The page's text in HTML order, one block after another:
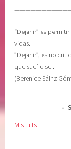
“Dejar ir” es
vidas.
”Dejar ir”, es no
que sueño ser.
(Berenice Sáinz
Mis tuits